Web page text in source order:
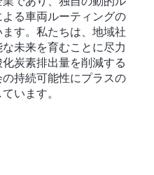
る車両ルーティングの
す。私たちは、地域社
未来を育むことに尽力
炭素排出量を削減する
持続可能性にプラスの
います。